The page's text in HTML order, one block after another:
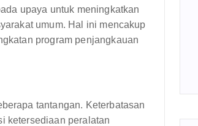
upaya untuk meningkatkan
umum. Hal ini mencakup
program penjangkauan
tantangan. Keterbatasan
ketersediaan peralatan